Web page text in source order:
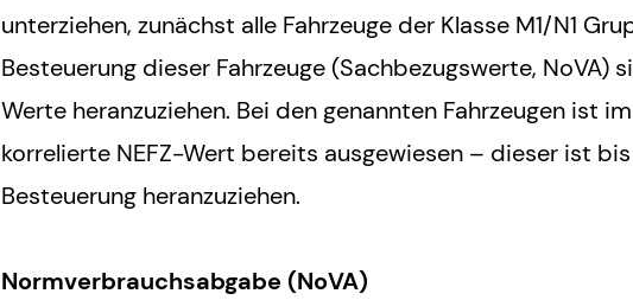
unterziehen, zunächst alle Fahrzeuge der Klasse M1/N1
Besteuerung dieser Fahrzeuge (Sachbezugswerte, NoVA)
Werte heranzuziehen. Bei den genannten Fahrzeugen ist
korrelierte NEFZ-Wert bereits ausgewiesen – dieser ist bis
Besteuerung heranzuziehen.
Normverbrauchsabgabe (NoVA)